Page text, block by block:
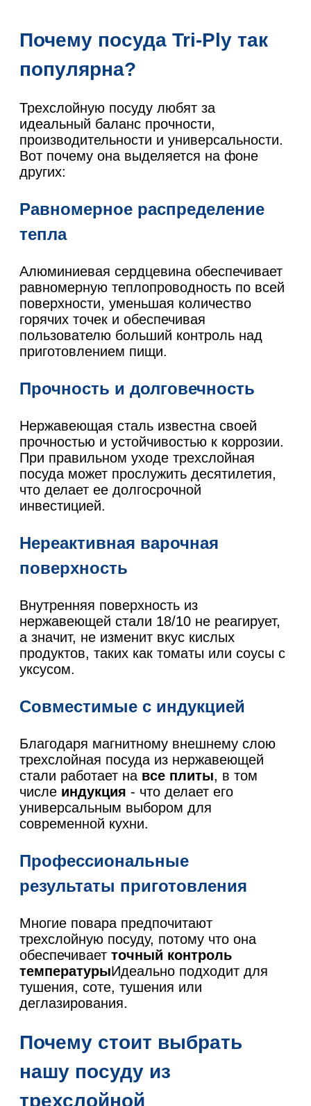
Почему посуда Tri-Ply так
популярна?
Трехслойную посуду любят за
идеальный баланс прочности,
производительности и универсальности.
Вот почему она выделяется на фоне
других:
Равномерное распределение
тепла
Алюминиевая сердцевина обеспечивает
равномерную теплопроводность по всей
поверхности, уменьшая количество
горячих точек и обеспечивая
пользователю больший контроль над
приготовлением пищи.
Прочность и долговечность
Нержавеющая сталь известна своей
прочностью и устойчивостью к коррозии.
При правильном уходе трехслойная
посуда может прослужить десятилетия,
что делает ее долгосрочной
инвестицией.
Нереактивная варочная
поверхность
Внутренняя поверхность из
нержавеющей стали 18/10 не реагирует,
а значит, не изменит вкус кислых
продуктов, таких как томаты или соусы с
уксусом.
Совместимые с индукцией
Благодаря магнитному внешнему слою
трехслойная посуда из нержавеющей
стали работает на все плиты, в том
числе индукция - что делает его
универсальным выбором для
современной кухни.
Профессиональные
результаты приготовления
Многие повара предпочитают
трехслойную посуду, потому что она
обеспечивает точный контроль
температурыИдеально подходит для
тушения, соте, тушения или
деглазирования.
Почему стоит выбрать
нашу посуду из
трехслойной